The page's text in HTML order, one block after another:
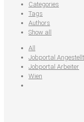
Categories
Tags
Authors
Show all
All
Jobportal
Jobportal Arbeiter
Wien